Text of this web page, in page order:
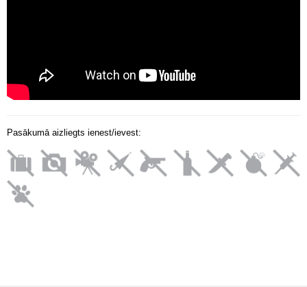
Pasākumā aizliegts ienest/ievest: